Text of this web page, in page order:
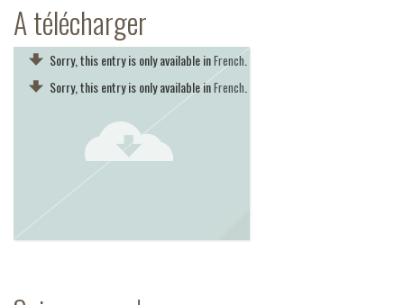
A télécharger
Sorry, this entry is only available inFrench
Sorry, this entry is only available inFrench